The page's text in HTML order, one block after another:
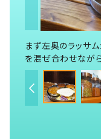
まず左奥のラッサ
を混ぜ合わせなが